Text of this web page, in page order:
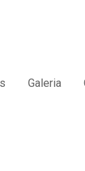
Galeria